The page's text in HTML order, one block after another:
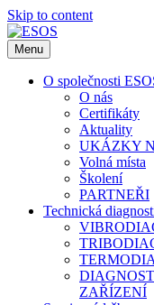
Skip to content
Menu
O společnosti
O nás
Certifikáty
Aktuality
UKÁZKY
Volná místa
Školení
PARTNEŘI
Technická
ZAŘÍZENÍ